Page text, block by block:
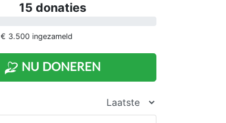
15 donaties
€ 3.500 ingezameld
NU DONEREN